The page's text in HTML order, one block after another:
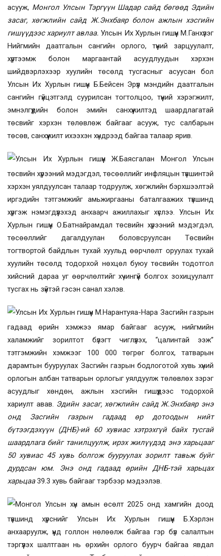
асууж, Монгол Улсын Тэргүүн Шадар сайд бөгөөд Эдийн
засаг, хөгжлийн сайд Ж.Энхбаярболон ажлын хэсгийн
гишүүдээс хариулт авлаа.Улсын Их Хурлын гишүүн М.Ганхүлэг
Нийгмийн даатгалын сангийн орлого, түүний зарцуулалт,
хүртээмж болон маргаантай асуудлуудын хэрхэн
шийдвэрлэхээр хуулийн төсөлд тусгасныг асуусан бол
Улсын Их Хурлын гишүүн Б.Бейсен Эрүүл мэндийн даатгалын
сангийн гүйцэтгэлд суурилсан тогтолцоо, түүний хэрэгжилт,
эмнэлгүүдийн болон эмийн санхүүжилтэд шаардлагатай
төсвийг хэрхэн төлөвлөж байгааг асууж, тус салбарын
төсөв, санхүүжилт ихээхэн хүндрээд байгаа талаар ярив.
Улсын Их Хурлын гишүүн Ж.Баясгалан Монгол Улсын
төсвийн хүрээний мэдэгдэл, төсөөллийг инфляцын түвшинтэй
хэрхэн уялдуулсан талаар тодруулж, хөгжлийн бэрхшээлтэй
иргэдийн тэтгэмжийг амьжиргааны баталгаажих түвшинд
хүргэж нэмэгдүүлэхэд анхаарч ажиллахыг хүслээ. Улсын Их
Хурлын гишүүн О.Батнайрамдал төсвийн хүрээний мэдэгдэл,
төсөөллийг дагалдуулан боловсруулсан Төсвийн
тогтвортой байдлын тухай хуульд өөрчлөлт оруулах тухай
хуулийн төсөлд тодорхой нөхцөл буюу төсвийн тодотгол
хийсний дараа уг өөрчлөлтийг хүчингүй болгох зохицуулалт
тусгах нь зүйтэй гэсэн санал хэлэв.
Улсын Их Хурлын гишүүн М.Нарантуяа-Нара Засгийн газрын
гадаад өрийн хэмжээ ямар байгааг асууж, нийгмийн
халамжийг зорилтот бүлэгт чиглүүлэх, “цалинтай ээж”
тэтгэмжийн хэмжээг 100 000 төгрөг болгох, татварын
дарамтын бууруулах Засгийн газрын бодлоготой хувь хүний
орлогын албан татварын орлогыг уялдуулж төлөвлөх зэрэг
асуудлыг хөндөн, ажлын хэсгийн гишүүдээс тодорхой
хариулт авав. Эдийн засаг, хөгжлийн сайд Ж.Энхбаярэнэ
онд Засгийн газрын гадаад өр дотоодын нийт
бүтээгдэхүүн (ДНБ)-ий 60 хувиас хэтрэхгүй байх тусгай
шаардлага бийг танилцуулж, ирэх жилүүдэд энэ харьцааг
50 хувиас 45 хувь болгож бууруулах зорилт тавьж буйг
дурдсан юм. Энэ онд гадаад өрийн ДНБ-тэй харьцах
харьцаа39.3 хувь байгааг тэрбээр мэдээлэв.
Монгол Улсын хүн амын өсөлт 2025 онд хамгийн доод
түвшинд хүрснийг Улсын Их Хурлын гишүүн Б.Хэрлэн
анхааруулж, үүнд голлон нөлөөлж байгаа гэр бүл салалтын
тэргүүлэх шалтгаан нь өрхийн орлого буурч байгаа явдал